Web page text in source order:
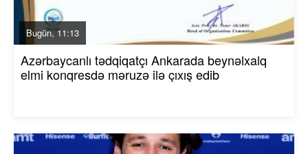
Bugün, 11:13
Azərbaycanlı tədqiqatçı Ankarada beynəlxalq
elmi konqresdə məruzə ilə çıxış edib